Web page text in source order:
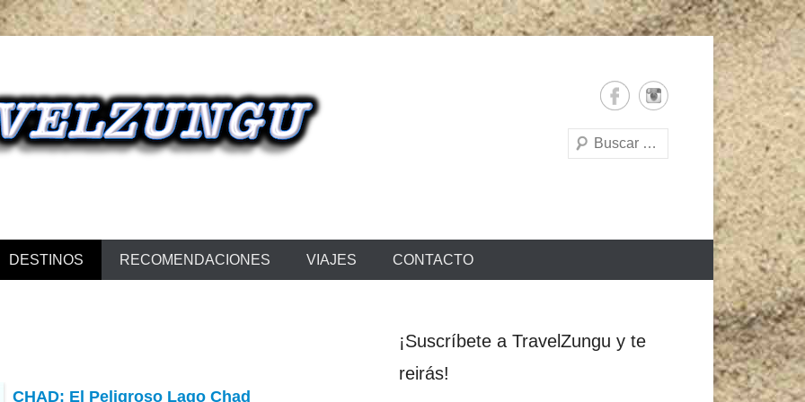
Buscar
DESTINOS RECOMENDACIONES VIAJES CONTACTO
CHAD: El Peligroso Lago Chad
¡Suscríbete a TravelZungu y te
reirás!